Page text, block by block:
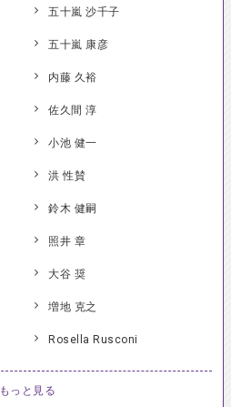
五十嵐 沙千子
五十嵐 康彦
内藤 久裕
佐久間 淳
小池 健一
洪 性賛
鈴木 健嗣
照井 章
大谷 奨
増地 克之
Rosella Rusconi
もっと見る